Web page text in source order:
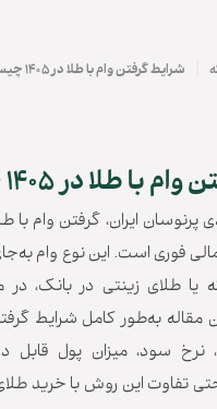
شرایط گرفتن وام با طلا در ۱۴۰۵ چیست؟ بدون ضامن
در ۱۴۰۵ چیست؟ بدون ضامن
پرنوسان ایران، گرفتن وام
فوری است. این نوع وام
یا طلای زینتی در بانک،
به‌طور کامل شرایط گرفتن
نرخ سود، میزان پول قابل
تفاوت این روش با خرید طلای